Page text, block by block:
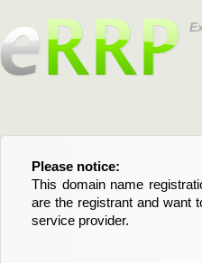
Please notice:
This domain name
are the registrant and want
service provider.
Bitte beachten Sie:
Diese
Domain stehen an.
verlängern möchten,